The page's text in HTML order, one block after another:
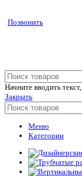
Позвонить
Начните вводить
Закрыть
Меню
Категории